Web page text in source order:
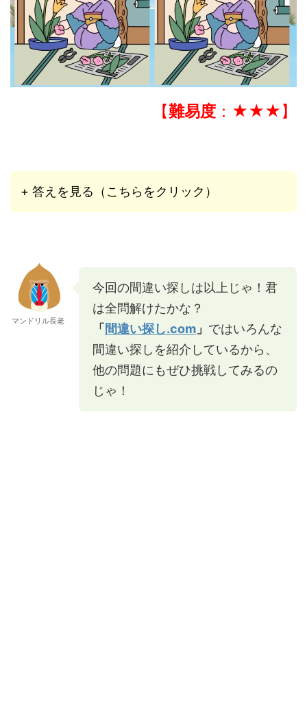
【難易度 ：★★★】
+ 答えを見る（こちらをクリック）
マンドリル長老
今回の間違い探しは以上じゃ！君
は全問解けたかな？
「 間違い探し.com 」 ではいろんな
間違い探しを紹介しているから、
他の問題にもぜひ挑戦してみるの
じゃ！